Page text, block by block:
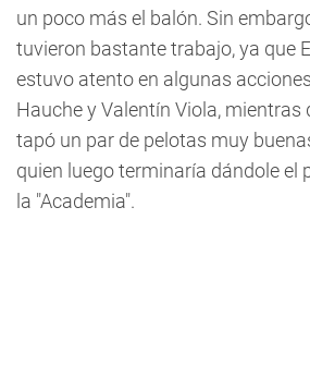
un poco más el balón. Sin
tuvieron bastante trabajo, ya que
estuvo atento en algunas
Hauche y Valentín Viola, mientras
tapó un par de pelotas muy
quien luego terminaría dándole el
la "Academia".